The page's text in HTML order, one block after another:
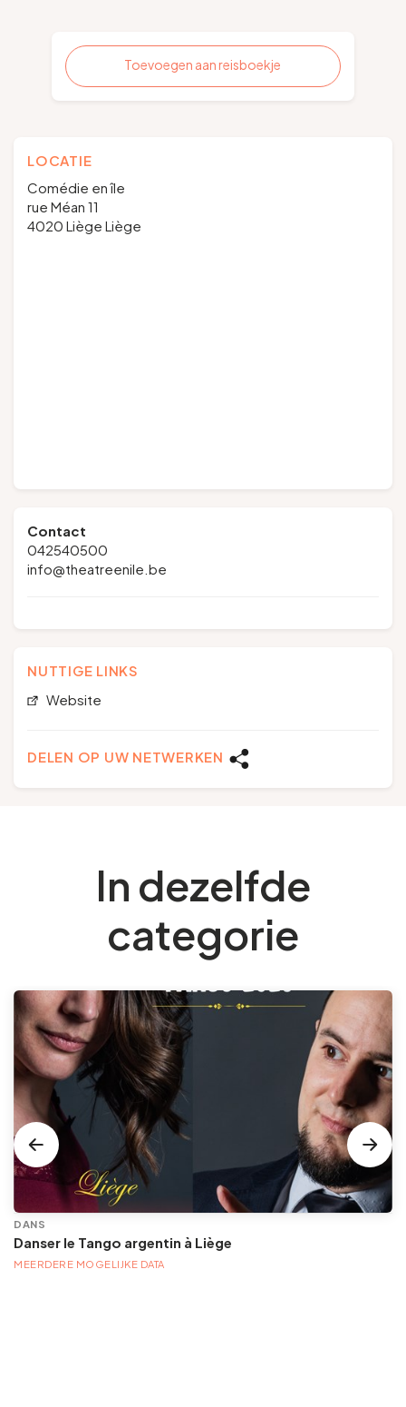
Toevoegen aan reisboekje
LOCATIE
Comédie en île
rue Méan 11
4020 Liège Liège
Contact
042540500
info@theatreenile.be
NUTTIGE LINKS
Website
DELEN OP UW NETWERKEN
In dezelfde
categorie
DANS
Danser le Tango argentin à Liège
MEERDERE MOGELIJKE DATA